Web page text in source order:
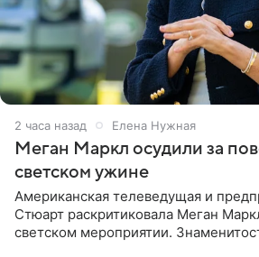
2 часа назад Елена Нужная
Меган Маркл осудили за
светском ужине
Американская телеведущая и
Стюарт раскритиковала Меган
светском мероприятии.